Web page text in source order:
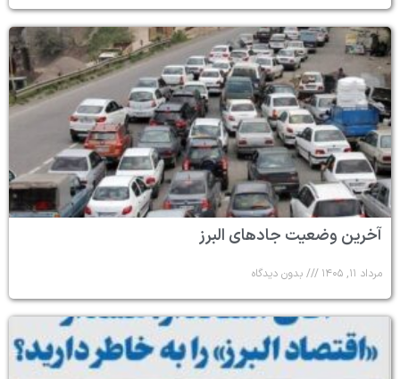
آخرین وضعیت جادهای البرز
مرداد ۱۱, ۱۴۰۵ بدون دیدگاه